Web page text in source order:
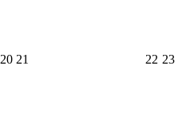
20 21 22 23